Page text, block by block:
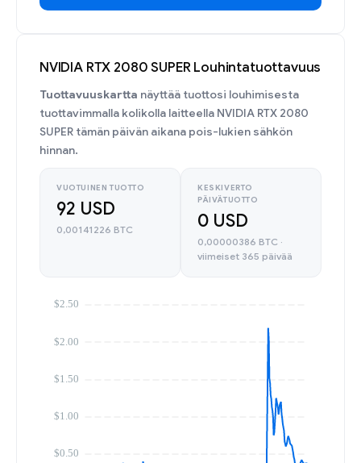
NVIDIA RTX 2080 SUPER Louhintatuottavuus
Tuottavuuskartta näyttää tuottosi louhimisesta
tuottavimmalla kolikolla laitteella NVIDIA RTX 2080
SUPER tämän päivän aikana pois-lukien sähkön
hinnan.
VUOTUINEN TUOTTO
92 USD
0,00141226 BTC
KESKIVERTO
PÄIVÄTUOTTO
0 USD
0,00000386 BTC ·
viimeiset 365 päivää